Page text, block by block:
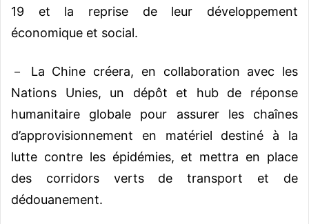
19 et la reprise de leur développement
économique et social.
－ La Chine créera, en collaboration avec les
Nations Unies, un dépôt et hub de réponse
humanitaire globale pour assurer les chaînes
d’approvisionnement en matériel destiné à la
lutte contre les épidémies, et mettra en place
des corridors verts de transport et de
dédouanement.